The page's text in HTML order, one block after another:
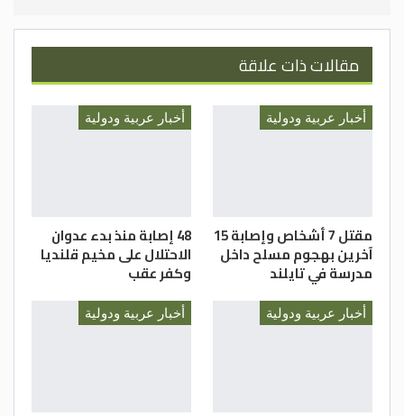
مقالات ذات علاقة
أخبار عربية ودولية
مقتل 7 أشخاص وإصابة 15
آخرين بهجوم مسلح داخل
مدرسة في تايلند
أخبار عربية ودولية
48 إصابة منذ بدء عدوان
الاحتلال على مخيم قلنديا
وكفر عقب
أخبار عربية ودولية أخبار عربية ودولية